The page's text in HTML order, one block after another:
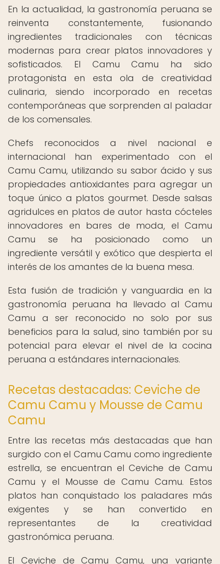
En la actualidad, la gastronomía peruana se
reinventa constantemente, fusionando
ingredientes tradicionales con técnicas
modernas para crear platos innovadores y
sofisticados. El Camu Camu ha sido
protagonista en esta ola de creatividad
culinaria, siendo incorporado en recetas
contemporáneas que sorprenden al paladar
de los comensales.
Chefs reconocidos a nivel nacional e
internacional han experimentado con el
Camu Camu, utilizando su sabor ácido y sus
propiedades antioxidantes para agregar un
toque único a platos gourmet. Desde salsas
agridulces en platos de autor hasta cócteles
innovadores en bares de moda, el Camu
Camu se ha posicionado como un
ingrediente versátil y exótico que despierta el
interés de los amantes de la buena mesa.
Esta fusión de tradición y vanguardia en la
gastronomía peruana ha llevado al Camu
Camu a ser reconocido no solo por sus
beneficios para la salud, sino también por su
potencial para elevar el nivel de la cocina
peruana a estándares internacionales.
Recetas destacadas: Ceviche de
Camu Camu y Mousse de Camu
Camu
Entre las recetas más destacadas que han
surgido con el Camu Camu como ingrediente
estrella, se encuentran el Ceviche de Camu
Camu y el Mousse de Camu Camu. Estos
platos han conquistado los paladares más
exigentes y se han convertido en
representantes de la creatividad
gastronómica peruana.
El Ceviche de Camu Camu, una variante